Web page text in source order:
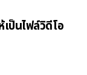
ป็นไฟล์วิดีโอ